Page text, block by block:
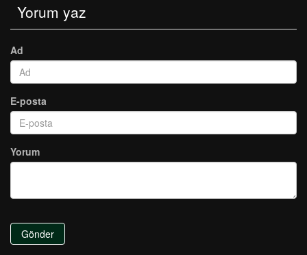
Yorum yaz
Ad
E-posta
Yorum
Gönder